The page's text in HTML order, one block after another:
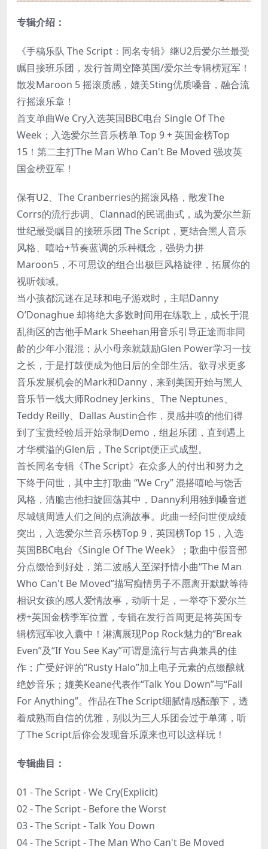
专辑介绍：
《手稿乐队 The Script：同名专辑》继U2后爱尔兰最受
瞩目接班乐团，发行首周空降英国/爱尔兰专辑榜冠军！
散发Maroon 5 摇滚质感，媲美Sting优质嗓音，融合流
行摇滚乐章！
首支单曲We Cry入选英国BBC电台 Single Of The
Week；入选爱尔兰音乐榜单 Top 9 + 英国金榜Top
15！第二主打The Man Who Can't Be Moved 强攻英
国金榜亚军！
保有U2、The Cranberries的摇滚风格，散发The
Corrs的流行步调、Clannad的民谣曲式，成为爱尔兰新
世纪最受瞩目的接班乐团 The Script，更结合黑人音乐
风格、嘻哈+节奏蓝调的乐种概念，强势力拼
Maroon5，不可思议的组合出极巨风格旋律，拓展你的
视听领域。
当小孩都沉迷在足球和电子游戏时，主唱Danny
O’Donaghue 却将绝大多数时间用在练歌上，成长于混
乱街区的吉他手Mark Sheehan用音乐引导正途而非同
龄的少年小混混；从小母亲就鼓励Glen Power学习一技
之长，于是打鼓便成为他日后的全部生活。欲寻求更多
音乐发展机会的Mark和Danny，来到美国开始与黑人
音乐节一线大师Rodney Jerkins、The Neptunes、
Teddy Reilly、Dallas Austin合作，灵感井喷的他们得
到了宝贵经验后开始录制Demo，组起乐团，直到遇上
才华横溢的Glen后，The Script便正式成型。
首长同名专辑《The Script》在众多人的付出和努力之
下终于问世，其中主打歌曲 “We Cry” 混搭嘻哈与饶舌
风格，清脆吉他扫旋回荡其中，Danny利用独到嗓音道
尽城镇周遭人们之间的点滴故事。此曲一经问世便成绩
突出，入选爱尔兰音乐榜Top 9，英国榜Top 15，入选
英国BBC电台《Single Of The Week》；歌曲中假音部
分点缀恰到好处，第二波感人至深抒情小曲“The Man
Who Can't Be Moved”描写痴情男子不愿离开默默等待
相识女孩的感人爱情故事，动听十足，一举夺下爱尔兰
榜+英国金榜季军位置，专辑在发行首周更是将英国专
辑榜冠军收入囊中！淋漓展现Pop Rock魅力的“Break
Even”及“If You See Kay”可谓是流行与古典兼具的佳
作；广受好评的“Rusty Halo”加上电子元素的点缀酿就
绝妙音乐；媲美Keane代表作“Talk You Down”与“Fall
For Anything”。作品在The Script细腻情感酝酿下，透
着成熟而自信的优雅，别以为三人乐团会过于单薄，听
了The Script后你会发现音乐原来也可以这样玩！
专辑曲目：
01 - The Script - We Cry(Explicit)
02 - The Script - Before the Worst
03 - The Script - Talk You Down
04 - The Script - The Man Who Can't Be Moved